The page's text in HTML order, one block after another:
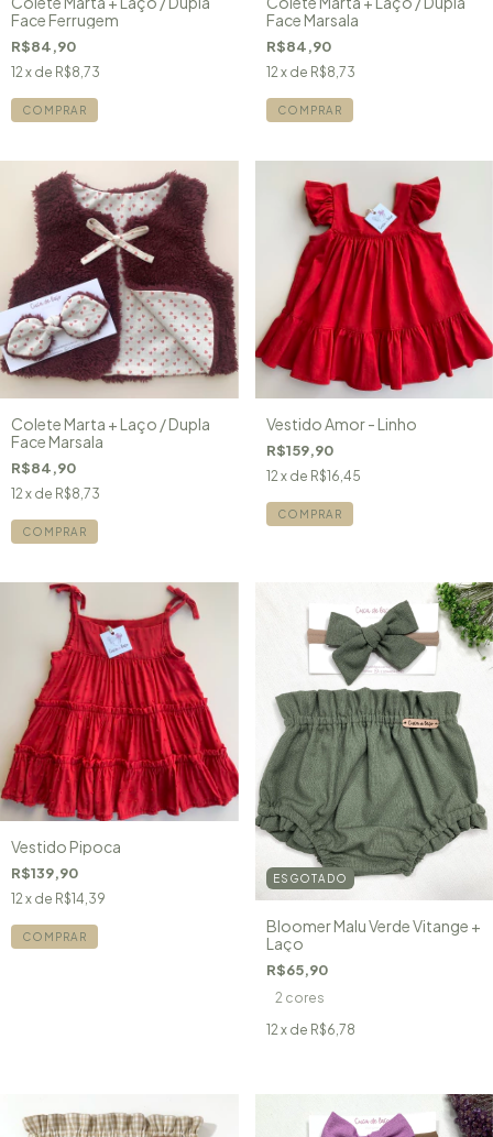
Face Ferrugem
R$84,90
12 x de R$8,73
COMPRAR
Face Marsala
R$84,90
12 x de R$8,73
COMPRAR
Colete Marta + Laço / Dupla
Face Marsala
R$84,90
12x de R$8,73
COMPRAR
Vestido Amor - Linho
R$159,90
12x de R$16,45
COMPRAR
Vestido Pipoca
R$139,90
12 x de R$14,39
COMPRAR
ESGOTADO
Bloomer Malu Verde Vitange +
Laço
R$65,90
2 cores
12 x de R$6,78